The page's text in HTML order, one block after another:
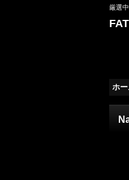
厳選
ホ